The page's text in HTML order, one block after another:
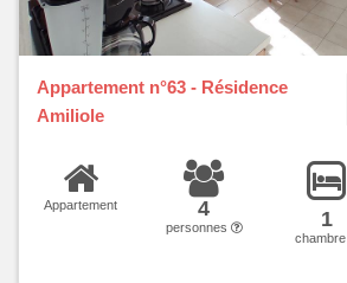
Appartement n°63 - Résidence
Amiliole
Appartement 4
personnes 1
chambre